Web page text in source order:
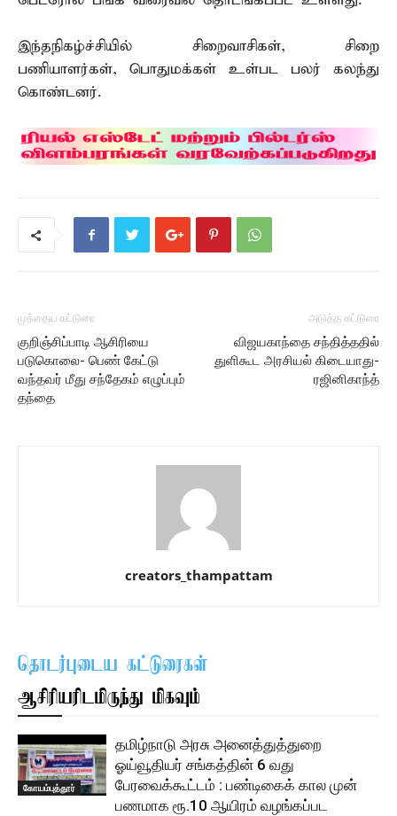
இந்தநிகழ்ச்சியில் சிறைவாசிகள், சிறை
பணியாளர்கள், பொதுமக்கள் உள்பட பலர் கலந்து
கொண்டனர்.
முந்தைய கட்டுரை
குறிஞ்சிப்பாடி ஆசிரியை
படுகொலை- பெண் கேட்டு
வந்தவர் மீது சந்தேகம் எழுப்பும்
தந்தை
அடுத்த கட்டுரை
விஜயகாந்தை சந்தித்ததில்
துளிகூட அரசியல் கிடையாது-
ரஜினிகாந்த்
creators_thampattam
தொடர்புடைய கட்டுரைகள்
ஆசிரியரிடமிருந்து மிகவும்
கோயம்புத்தூர்
தமிழ்நாடு அரசு அனைத்துத்துறை
ஓய்வூதியர் சங்கத்தின் 6 வது
பேரவைக்கூட்டம் : பண்டிகைக் கால முன்
பணமாக ரூ.10 ஆயிரம் வழங்கப்பட